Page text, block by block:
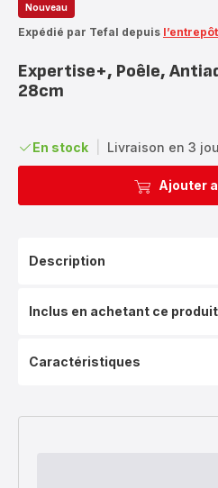
Nouveau
Expédié par Tefal depuis
Expertise+, Poêle,
28cm
En stock Livraison en 3
Ajouter
Description
Inclus en achetant ce produit
Caractéristiques